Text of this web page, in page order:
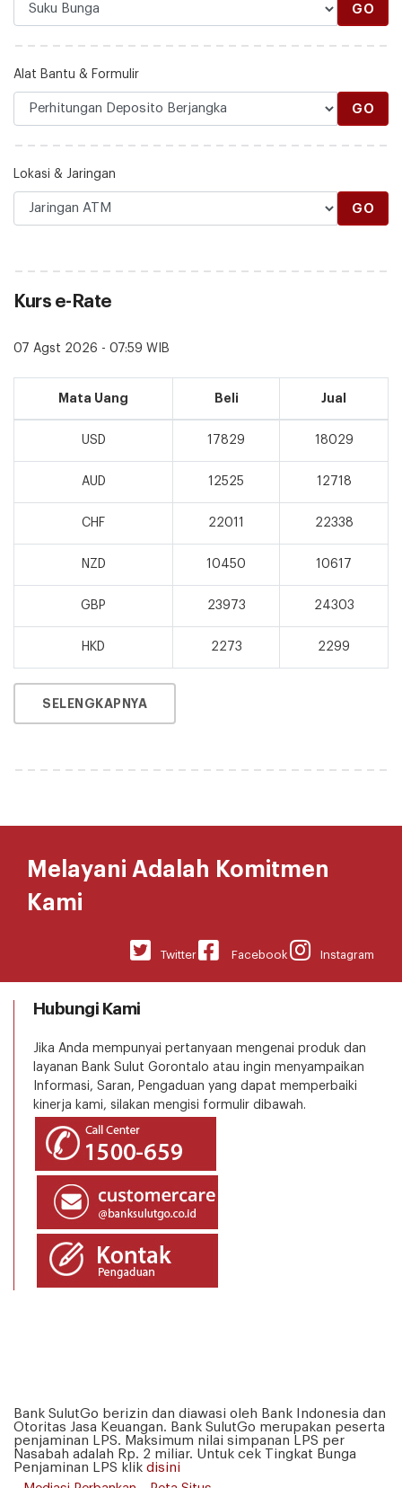
GO
Alat Bantu & Formulir
GO
Lokasi & Jaringan
GO
Kurs e-Rate
07 Agst 2026 - 07:59 WIB
Mata Uang Beli Jual
USD 17829 18029
AUD 12525 12718
CHF 22011 22338
NZD 10450 10617
GBP 23973 24303
HKD 2273 2299
SELENGKAPNYA
Melayani Adalah Komitmen
Kami
Instagram
Facebook
Twitter
Hubungi Kami
Jika Anda mempunyai pertanyaan mengenai produk dan
layanan Bank Sulut Gorontalo atau ingin menyampaikan
Informasi, Saran, Pengaduan yang dapat memperbaiki
kinerja kami, silakan mengisi formulir dibawah.
Bank SulutGo berizin dan diawasi oleh Bank Indonesia dan
Otoritas Jasa Keuangan. Bank SulutGo merupakan peserta
penjaminan LPS. Maksimum nilai simpanan LPS per
Nasabah adalah Rp. 2 miliar. Untuk cek Tingkat Bunga
Penjaminan LPS klik disini